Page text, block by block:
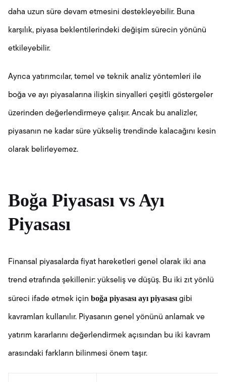
daha uzun süre devam etmesini destekleyebilir. Buna
karşılık, piyasa beklentilerindeki değişim sürecin yönünü
etkileyebilir.
Ayrıca yatırımcılar, temel ve teknik analiz yöntemleri ile
boğa ve ayı piyasalarına ilişkin sinyalleri çeşitli göstergeler
üzerinden değerlendirmeye çalışır. Ancak bu analizler,
piyasanın ne kadar süre yükseliş trendinde kalacağını kesin
olarak belirleyemez.
Boğa Piyasası vs Ayı
Piyasası
Finansal piyasalarda fiyat hareketleri genel olarak iki ana
trend etrafında şekillenir: yükseliş ve düşüş. Bu iki zıt yönlü
süreci ifade etmek için boğa piyasası ayı piyasasıgibi
kavramları kullanılır. Piyasanın genel yönünü anlamak ve
yatırım kararlarını değerlendirmek açısından bu iki kavram
arasındaki farkların bilinmesi önem taşır.